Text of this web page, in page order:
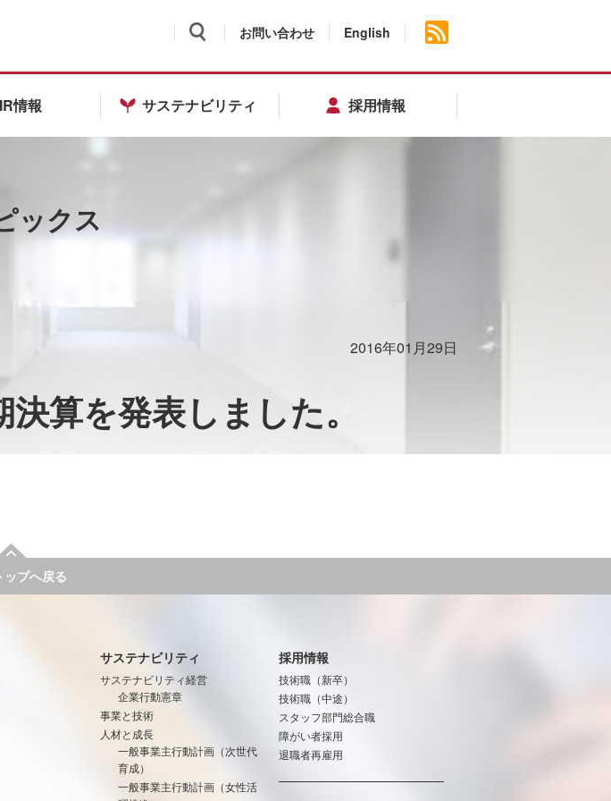
お問い合わせ English
IR情報 サステナビリティ 採用情報
ックス
2016年01月29日
算を発表しました。
ップへ戻る
サステナビリティ
サステナビリティ経営
企業行動憲章
事業と技術
人材と成長
一般事業主行動計画（次世代
育成）
一般事業主行動計画（女性活
採用情報
技術職（新卒）
技術職（中途）
スタッフ部門総合職
障がい者採用
退職者再雇用